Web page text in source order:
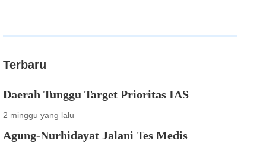
Terbaru
Daerah Tunggu Target Prioritas IAS
2 minggu yang lalu
Agung-Nurhidayat Jalani Tes Medis